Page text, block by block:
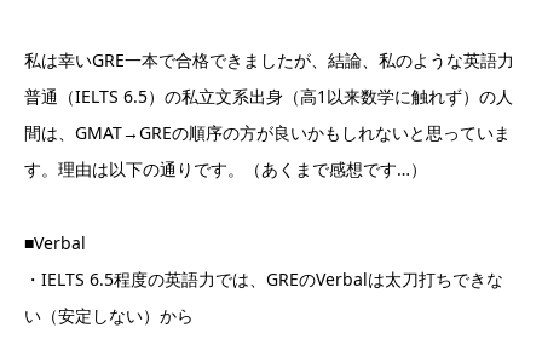
私は幸いGRE一本で合格できましたが、結論、私のような英語力
普通（IELTS 6.5）の私立文系出身（高1以来数学に触れず）の人
間は、GMAT→GREの順序の方が良いかもしれないと思っていま
す。理由は以下の通りです。（あくまで感想です…）
■Verbal
・IELTS 6.5程度の英語力では、GREのVerbalは太刀打ちできな
い（安定しない）から